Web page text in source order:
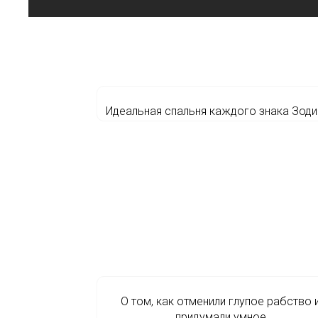
Идеальная спальня каждого знака
О том, как отменили глупое рабство